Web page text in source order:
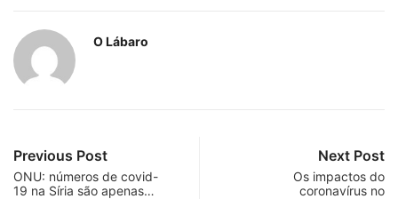
O Lábaro
Previous Post
ONU: números de covid-
19 na Síria são apenas…
Next Post
Os impactos do
coronavírus no